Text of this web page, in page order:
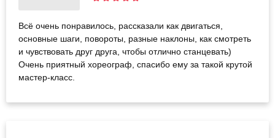
Всё очень понравилось, рассказали как двигаться,
основные шаги, повороты, разные наклоны, как смотреть
и чувствовать друг друга, чтобы отлично станцевать)
Очень приятный хореограф, спасибо ему за такой крутой
мастер-класс.